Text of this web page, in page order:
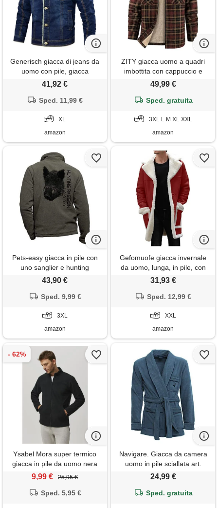
Generisch giacca di jeans da
uomo con pile, giacca
invernale in cotone, imbottita,
vintage, per il tempo libero,
pile, da cowboy, blu, xl
41,92 €
Sped. 11,99 €
XL
amazon
ZITY giacca uomo a quadri
imbottita con cappuccio e
cerniera - giacca in pile
per i giorni freddi
49,99 €
Sped. gratuita
3XL L M XL XXL
amazon
Pets-easy giacca in pile con
uno sanglier e hunting
passion - vestito da caccia
cachi. , 3xl
43,90 €
Sped. 9,99 €
3XL
amazon
Gefomuofe giacca invernale
da uomo, lunga, in pile, con
imbottitura in pelliccia
pile, da aviatore, militare,
31,93 €
Sped. 12,99 €
XXL
amazon
Ysabel Mora super termico
giacca in pile da uomo nera
9,99 € 25,95 €
Sped. 5,95 €
Navigare. Giacca da camera
uomo in pile sciallata art.
14900 (48/m, jeans)
24,99 €
Sped. gratuita